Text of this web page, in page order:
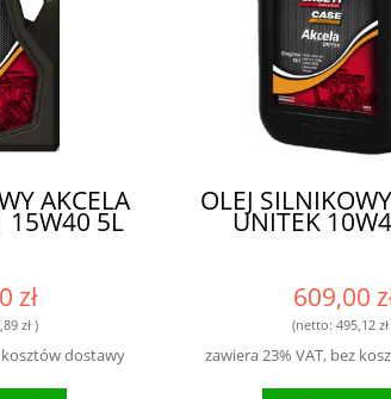
AKCELA
15W40 5L
zł
zł)
kosztów dostawy
OLEJ
UNITEK
609,00
(netto: 495,12 zł
zawiera 23% VAT, bez